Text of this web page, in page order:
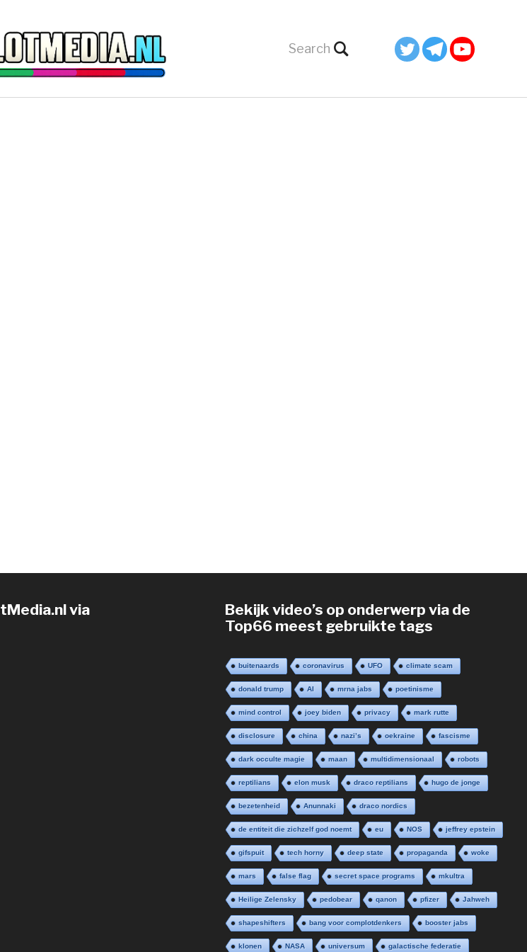
via
Bekijk video’s op onderwerp via de
Top66 meest gebruikte tags
buitenaards coronavirus UFO climate scam
donald trump AI mrna jabs poetinisme
mind control joey biden privacy mark rutte
disclosure china nazi’s oekraine fascisme
dark occulte magie maan multidimensionaal robots
reptilians elon musk draco reptilians hugo de jonge
bezetenheid Anunnaki draco nordics
de entiteit die zichzelf god noemt eu NOS jeffrey epstein
gifspuit tech horny deep state propaganda woke
mars false flag secret space programs mkultra
Heilige Zelensky pedobear qanon pfizer Jahweh
shapeshifters bang voor complotdenkers booster jabs
klonen NASA universum galactische federatie